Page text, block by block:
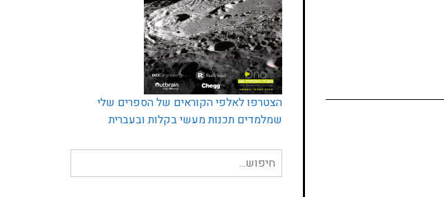
הצטרפו לאלפי הקוראים של הספרים שלי
שמלמדים תכנות מעשי בקלות ובעברית
חיפוש
עבור: